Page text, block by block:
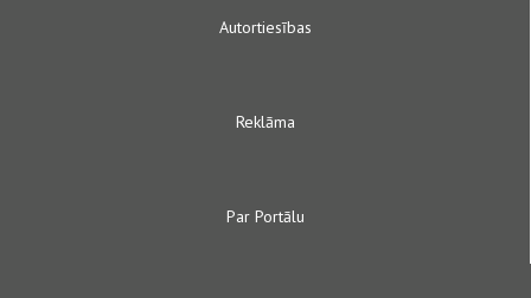
Autortiesības
Reklāma
Par Portālu